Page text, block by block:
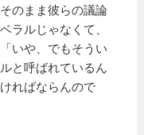
のまま彼らの議論
ラルじゃなくて、
いや、でもそうい
と呼ばれているん
ればならんので